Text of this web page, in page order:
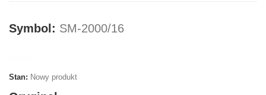
Symbol: SM-2000/16
Stan: Nowy produkt